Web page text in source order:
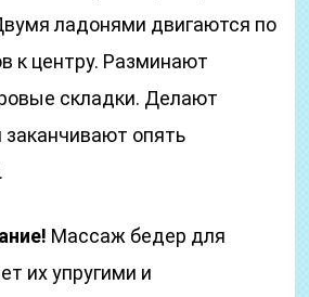
ладонями двигаются по
к центру. Разминают
складки. Делают
опять
Массаж бедер для
их упругими и